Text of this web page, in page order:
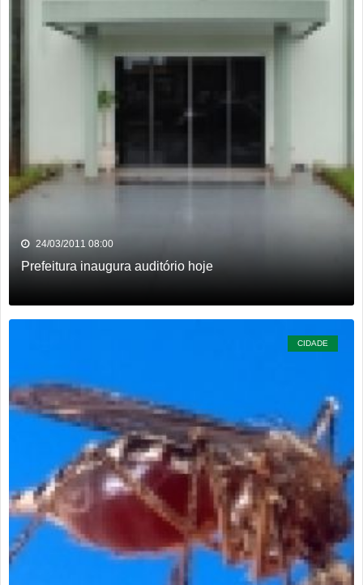
24/03/2011 08:00
Prefeitura inaugura auditório hoje
CIDADE